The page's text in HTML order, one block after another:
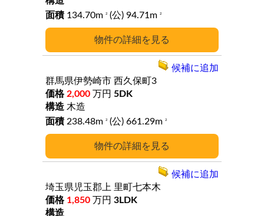
詳細
134.70m 2 (公) 94.71m 2
詳細
群馬県伊勢崎市 西久保町3
2,000 万円 5DK
木造
238.48m
2 (公) 661.29m 2
候補に追加
埼玉県児玉郡上 里町七本木
1,850 万円 3LDK
候補に追加